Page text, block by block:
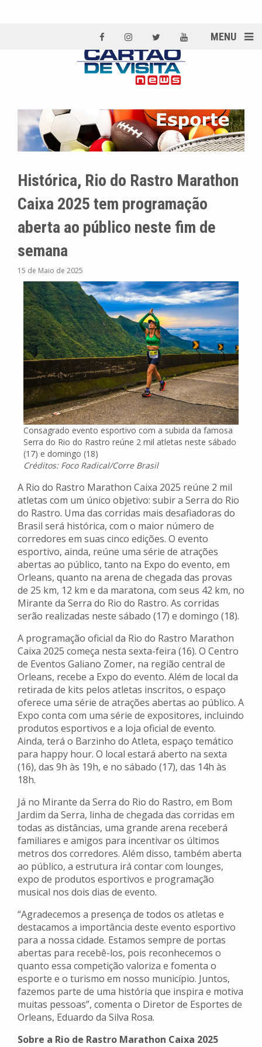
MENU
Histórica, Rio do Rastro Marathon
Caixa 2025 tem programação
aberta ao público neste fim de
semana
15 de Maio de 2025
Consagrado evento esportivo com a subida da famosa
Serra do Rio do Rastro reúne 2 mil atletas neste sábado
(17) e domingo (18)
Créditos: Foco Radical/Corre Brasil
A Rio do Rastro Marathon Caixa 2025 reúne 2 mil
atletas com um único objetivo: subir a Serra do Rio
do Rastro. Uma das corridas mais desafiadoras do
Brasil será histórica, com o maior número de
corredores em suas cinco edições. O evento
esportivo, ainda, reúne uma série de atrações
abertas ao público, tanto na Expo do evento, em
Orleans, quanto na arena de chegada das provas
de 25 km, 12 km e da maratona, com seus 42 km, no
Mirante da Serra do Rio do Rastro. As corridas
serão realizadas neste sábado (17) e domingo (18).
A programação oficial da Rio do Rastro Marathon
Caixa 2025 começa nesta sexta-feira (16). O Centro
de Eventos Galiano Zomer, na região central de
Orleans, recebe a Expo do evento. Além de local da
retirada de kits pelos atletas inscritos, o espaço
oferece uma série de atrações abertas ao público. A
Expo conta com uma série de expositores, incluindo
produtos esportivos e a loja oficial de evento.
Ainda, terá o Barzinho do Atleta, espaço temático
para happy hour. O local estará aberto na sexta
(16), das 9h às 19h, e no sábado (17), das 14h às
18h.
Já no Mirante da Serra do Rio do Rastro, em Bom
Jardim da Serra, linha de chegada das corridas em
todas as distâncias, uma grande arena receberá
familiares e amigos para incentivar os últimos
metros dos corredores. Além disso, também aberta
ao público, a estrutura irá contar com lounges,
expo de produtos esportivos e programação
musical nos dois dias de evento.
“Agradecemos a presença de todos os atletas e
destacamos a importância deste evento esportivo
para a nossa cidade. Estamos sempre de portas
abertas para recebê-los, pois reconhecemos o
quanto essa competição valoriza e fomenta o
esporte e o turismo em nosso município. Juntos,
fazemos parte de uma história que inspira e motiva
muitas pessoas”, comenta o Diretor de Esportes de
Orleans, Eduardo da Silva Rosa.
Sobre a Rio de Rastro Marathon Caixa 2025